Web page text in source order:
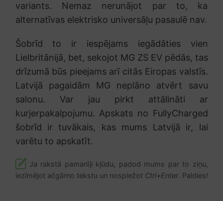
variants. Nemaz nerunājot par to, ka
alternatīvas elektrisko universāļu pasaulē nav.
Šobrīd to ir iespējams iegādāties vien
Lielbritānijā, bet, sekojot MG ZS EV pēdās, tas
drīzumā būs pieejams arī citās Eiropas valstīs.
Latvijā pagaidām MG neplāno atvērt savu
salonu. Var jau pirkt attālināti ar
kurjerpakalpojumu. Apskats no FullyCharged
šobrīd ir tuvākais, kas mums Latvijā ir, lai
varētu to apskatīt.
Ja rakstā pamanīji kļūdu, padod mums par to ziņu,
iezīmējot ačgārno tekstu un nospiežot Ctrl+Enter. Paldies!